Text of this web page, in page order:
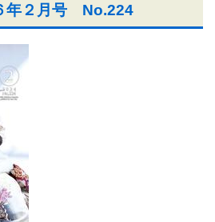
年２月号 No.224